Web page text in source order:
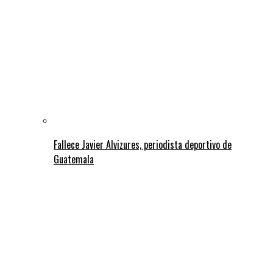
Fallece Javier Alvizures, periodista deportivo de
Guatemala